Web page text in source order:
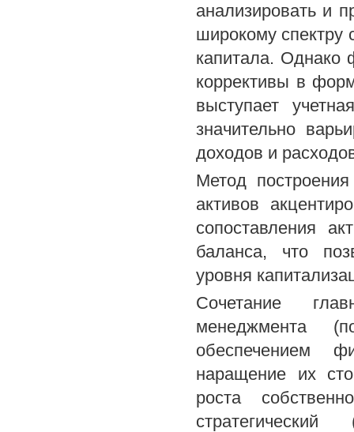
анализировать и
широкому
капитала. Однако
коррективы в
выступает
значительно
доходов и
Метод
активов
сопоставления
баланса, что
уровня
Сочетание
менеджмента
обеспечением
наращение их
роста